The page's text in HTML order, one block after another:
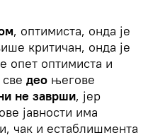
, оптимиста, онда је
критичан, онда је
опет оптимиста и
део његове
не заврши, јер
јавности има
чак и естаблишмента